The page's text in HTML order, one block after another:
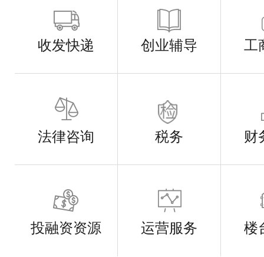
收发快递 创业辅导 工
法律咨询 税务 财
投融资资源 运营服务 楼